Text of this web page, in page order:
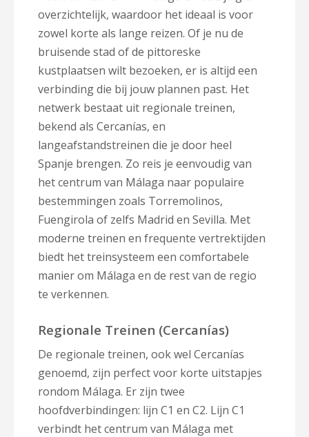
overzichtelijk, waardoor het ideaal is voor
zowel korte als lange reizen. Of je nu de
bruisende stad of de pittoreske
kustplaatsen wilt bezoeken, er is altijd een
verbinding die bij jouw plannen past. Het
netwerk bestaat uit regionale treinen,
bekend als Cercanías, en
langeafstandstreinen die je door heel
Spanje brengen. Zo reis je eenvoudig van
het centrum van Málaga naar populaire
bestemmingen zoals Torremolinos,
Fuengirola of zelfs Madrid en Sevilla. Met
moderne treinen en frequente vertrektijden
biedt het treinsysteem een comfortabele
manier om Málaga en de rest van de regio
te verkennen.
Regionale Treinen (Cercanías)
De regionale treinen, ook wel Cercanías
genoemd, zijn perfect voor korte uitstapjes
rondom Málaga. Er zijn twee
hoofdverbindingen: lijn C1 en C2. Lijn C1
verbindt het centrum van Málaga met